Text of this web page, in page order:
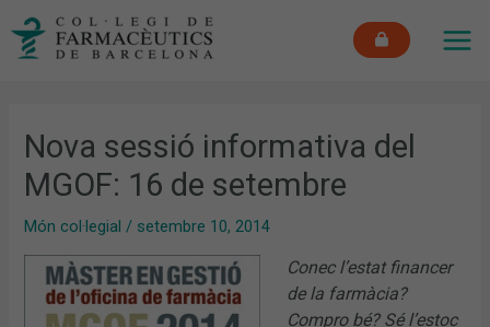
Nova sessió informativa del
MGOF: 16 de setembre
Món col·legial / setembre 10, 2014
Conec l’estat financer
de la farmàcia?
Compro bé? Sé l’estoc